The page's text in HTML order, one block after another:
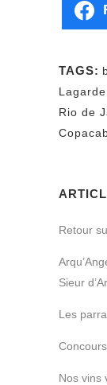
TAGS:
Lagarde
Rio de
Retour
Sieur
Les
Nos vins